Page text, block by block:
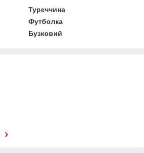
Туреччина
Футболка
Бузковий